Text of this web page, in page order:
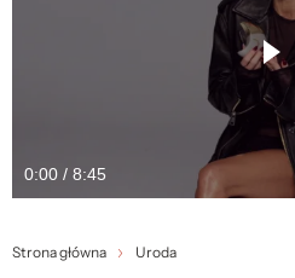
0:00 / 8:45
Strona główna Uroda